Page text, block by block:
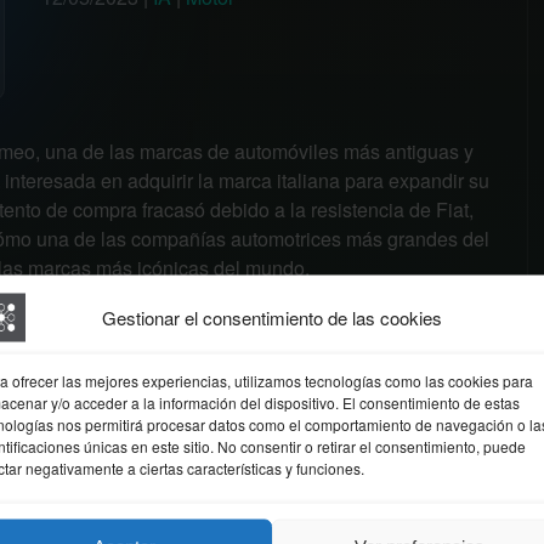
Gestionar el consentimiento de las cookies
ofrecer las mejores experiencias, utilizamos tecnologías como las cookies para
y/o acceder a la información del dispositivo. El consentimiento de estas
nos permitirá procesar datos como el comportamiento de navegación o
únicas en este sitio. No consentir o retirar el consentimiento, puede
negativamente a ciertas características y funciones.
una de las marcas de automóviles más antiguas y
en adquirir la marca italiana para expandir su
de compra fracasó debido a la resistencia de Fiat,
una de las compañías automotrices más grandes del
marcas más icónicas del mundo.
pudo comprar Alfa
Fiat Chrysler Automobiles (FCA) decidió no vender la
de Alfa Romeo desde hace algún tiempo, pero
decisión fue tomada para mantener la identidad
una marca de lujo. Además, FCA cree que Alfa
y que puede contribuir significativamente a los